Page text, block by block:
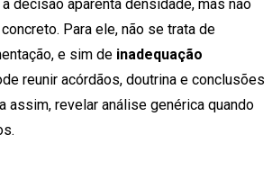
decisão aparenta densidade, mas não
Para ele, não se trata de
e sim de inadequação
reunir acórdãos, doutrina e conclusões
assim, revelar análise genérica quando